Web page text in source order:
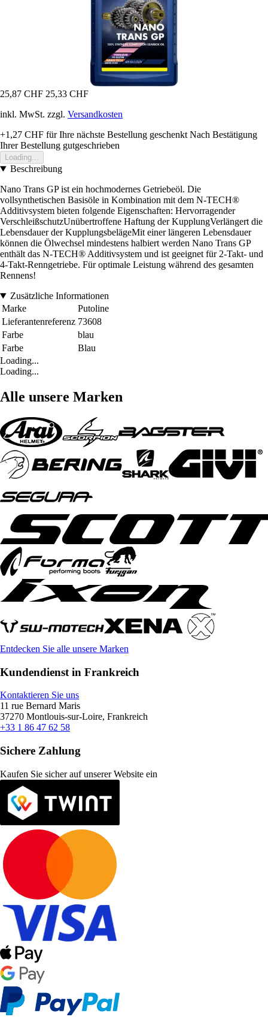
25,87 CHF 25,33 CHF
inkl. MwSt. zzgl. Versandkosten
+1,27 CHF für Ihre nächste Bestellung geschenkt Nach Bestätigung
Ihrer Bestellung gutgeschrieben
Loading...
Beschreibung
Nano Trans GP ist ein hochmodernes Getriebeöl. Die
vollsynthetischen Basisöle in Kombination mit dem N-TECH®
Additivsystem bieten folgende Eigenschaften: Hervorragender
VerschleißschutzUnübertroffene Haftung der KupplungVerlängert die
Lebensdauer der KupplungsbelägeMit einer längeren Lebensdauer
können die Ölwechsel mindestens halbiert werden Nano Trans GP
enthält das N-TECH® Additivsystem und ist geeignet für 2-Takt- und
4-Takt-Renngetriebe. Für optimale Leistung während des gesamten
Rennens!
Zusätzliche Informationen
Marke
Putoline
Lieferantenreferenz 73608
Farbe
blau
Farbe
Blau
Loading...
Loading...
Alle unsere Marken
Entdecken Sie alle unsere Marken
Kundendienst in Frankreich
Kontaktieren Sie uns
11 rue Bernard Maris
37270 Montlouis-sur-Loire, Frankreich
+33 1 86 47 62 58
Sichere Zahlung
Kaufen Sie sicher auf unserer Website ein